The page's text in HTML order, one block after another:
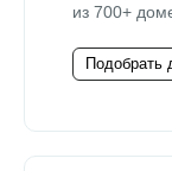
из 700+
Подобрать